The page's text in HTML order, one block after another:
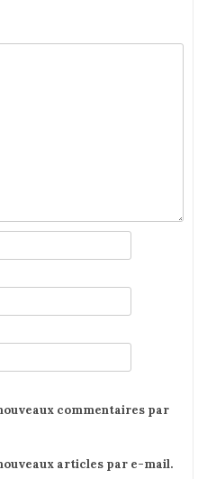
commentaires par
articles par e-mail.